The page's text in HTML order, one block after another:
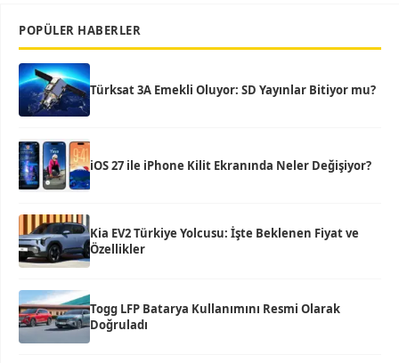
POPÜLER HABERLER
Türksat 3A Emekli Oluyor: SD Yayınlar Bitiyor mu?
iOS 27 ile iPhone Kilit Ekranında Neler Değişiyor?
Kia EV2 Türkiye Yolcusu: İşte Beklenen Fiyat ve
Özellikler
Togg LFP Batarya Kullanımını Resmi Olarak
Doğruladı